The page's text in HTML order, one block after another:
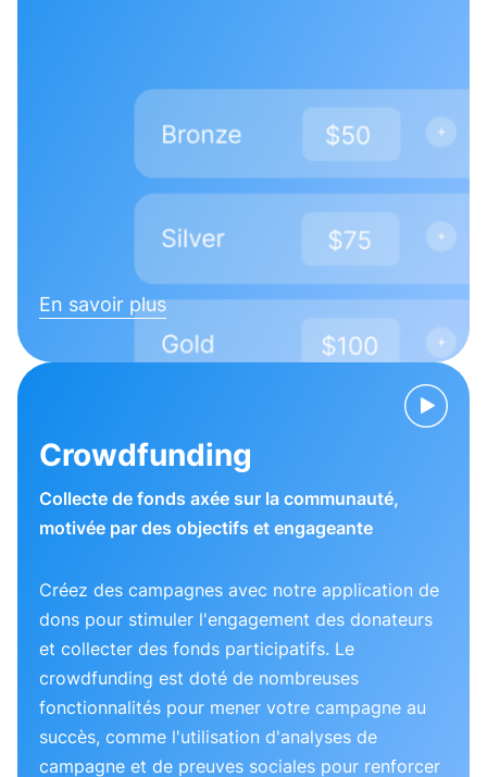
En savoir plus
Crowdfunding
Collecte de fonds axée sur la communauté,
motivée par des objectifs et engageante
Créez des campagnes avec notre application de
dons pour stimuler l'engagement des donateurs
et collecter des fonds participatifs. Le
crowdfunding est doté de nombreuses
fonctionnalités pour mener votre campagne au
succès, comme l'utilisation d'analyses de
campagne et de preuves sociales pour renforcer